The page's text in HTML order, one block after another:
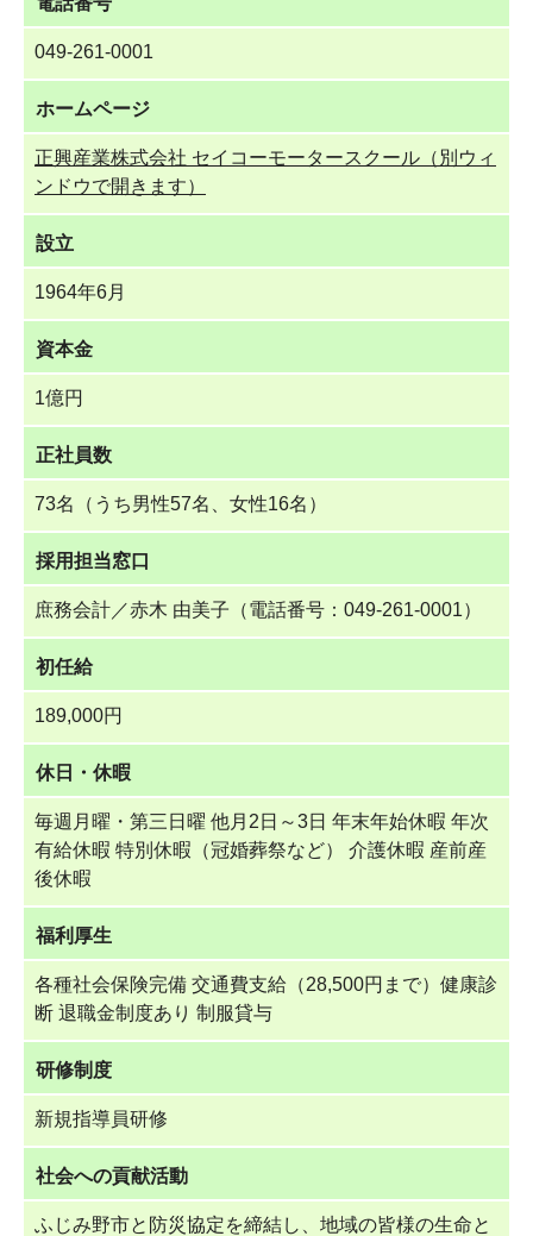
049-261-0001
ホームページ
正興産業株式会社 セイコーモータースクール（別ウィ
ンドウで開きます）
設立
1964年6月
資本金
1億円
正社員数
73名（うち男性57名、女性16名）
採用担当窓口
庶務会計／赤木 由美子（電話番号：049-261-0001）
初任給
189,000円
休日・休暇
毎週月曜・第三日曜 他月2日～3日 年末年始休暇 年次
有給休暇 特別休暇（冠婚葬祭など） 介護休暇 産前産
後休暇
福利厚生
各種社会保険完備 交通費支給（28,500円まで）健康診
断 退職金制度あり 制服貸与
研修制度
新規指導員研修
社会への貢献活動
ふじみ野市と防災協定を締結し、地域の皆様の生命と